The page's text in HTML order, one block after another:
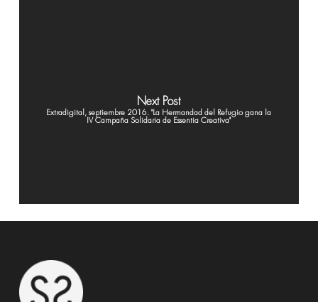
Next Post
Extradigital, septiembre 2016. "La Hermandad del Refugio gana la
IV Campaña Solidaria de Essentia Creativa"